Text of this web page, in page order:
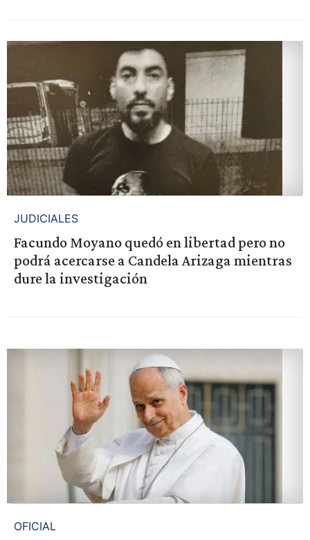
JUDICIALES
Facundo Moyano quedó en libertad pero no
podrá acercarse a Candela Arizaga mientras
dure la investigación
OFICIAL